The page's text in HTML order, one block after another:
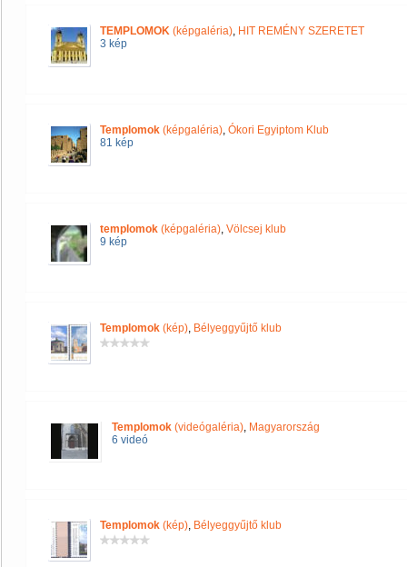
TEMPLOMOK (képgaléria), HIT REMÉNY SZERETET
3 kép
Templomok (képgaléria), Ókori Egyiptom Klub
81 kép
templomok (képgaléria), Völcsej klub
9 kép
Templomok (kép), Bélyeggyűjtő klub
Templomok (videógaléria), Magyarország
6 videó
Templomok (kép), Bélyeggyűjtő klub